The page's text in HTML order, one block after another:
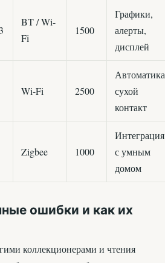
BT / Wi-
Fi
1500
Графики,
алерты,
дисплей
Wi-Fi 2500
сухой
контакт
Zigbee 1000
Интеграция
с умным
домом
ошибки и как их
коллекционерами и чтения